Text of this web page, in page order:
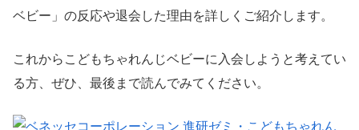
ベビー」の反応や退会した理由を詳しくご紹介します。
これからこどもちゃれんじベビーに入会しようと考えてい
る方、ぜひ、最後まで読んでみてください。